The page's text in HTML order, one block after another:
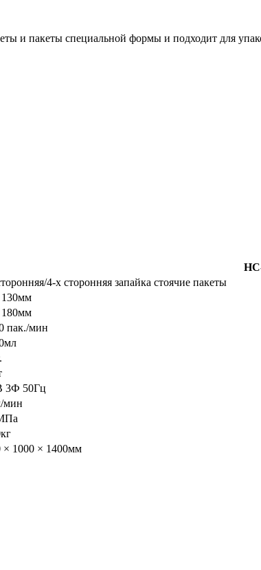
и пакеты специальной формы и подходит для
4-х сторонняя запайка стоячие пакеты
пак./мин
3Ф 50Гц
мин
× 1000 × 1400мм